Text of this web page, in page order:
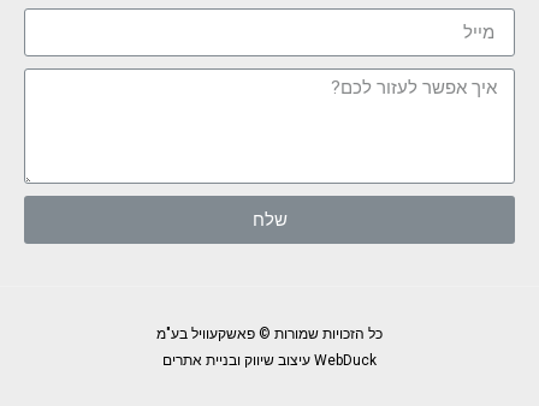
שלח
כל הזכויות שמורות © פאשקעוויל בע"מ
WebDuck עיצוב שיווק ובניית אתרים